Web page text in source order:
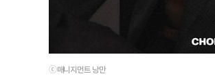
ⓒ매니지먼트 낭만